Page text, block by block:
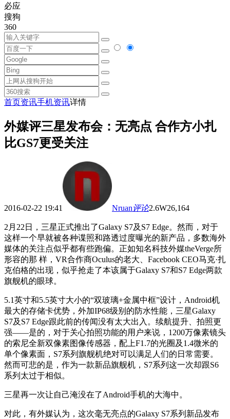
必应
搜狗
360
首页资讯手机资讯详情
外媒评三星发布会：无亮点 合作方小扎
比GS7更受关注
2016-02-22 19:41 Nruan评论2.6W26,164
2月22日，三星正式推出了Galaxy S7及S7 Edge。然而，对于
这样一个早就被各种谍照和路透过度曝光的新产品，多数海外
媒体的关注点似乎都有些跑偏。正如知名科技外媒theVerge所
形容的那 样，VR合作商Oculus的老大、Facebook CEO马克·扎
克伯格的出现，似乎抢走了本该属于Galaxy S7和S7 Edge两款
旗舰机的眼球。
5.1英寸和5.5英寸大小的“双玻璃+金属中框”设计，Android机
最大的存储卡优势，外加IP68级别的防水性能，三星Galaxy
S7及S7 Edge跟此前的传闻没有太大出入。续航提升、拍照更
强——是的，对于关心拍照功能的用户来说，1200万像素镜头
的索尼全新双像素图像传感器，配上F1.7的光圈及1.4微米的
单个像素面，S7系列旗舰机绝对可以满足人们的日常需要。
然而可悲的是，作为一款新品旗舰机，S7系列这一次却跟S6
系列太过于相似。
三星再一次让自己淹没在了Android手机的大海中。
对此，有外媒认为，这次毫无亮点的Galaxy S7系列新品发布